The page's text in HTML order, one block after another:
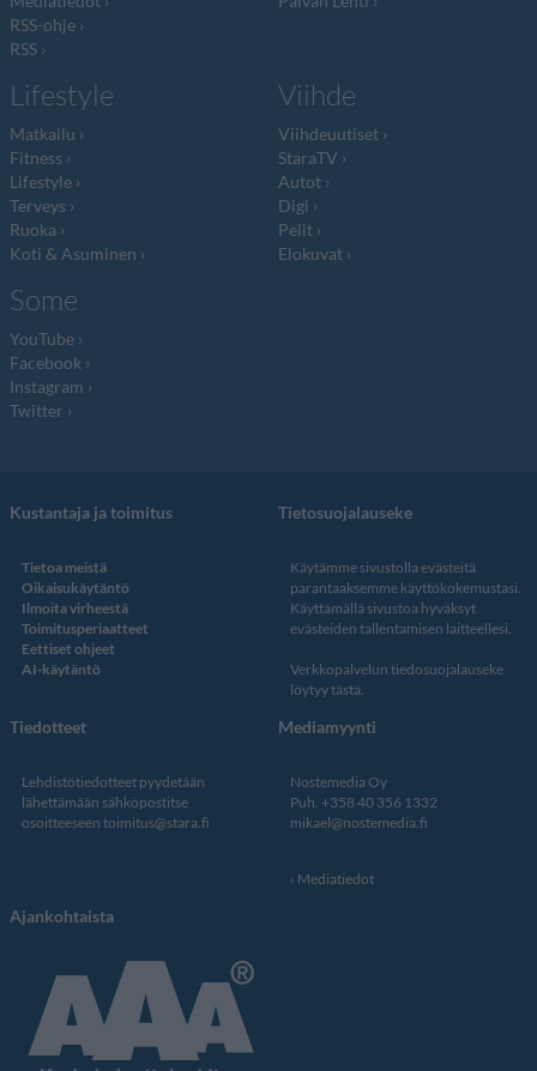
RSS-ohje
RSS
Lifestyle
Matkailu
Fitness
Lifestyle
Terveys
Ruoka
Koti & Asuminen
Viihde
Viihdeuutiset
StaraTV
Autot
Digi
Pelit
Elokuvat
Some
YouTube
Facebook
Instagram
Twitter
Kustantaja ja toimitus
Tietoa meistä
Oikaisukäytäntö
Ilmoita virheestä
Toimitusperiaatteet
Eettiset ohjeet
AI-käytäntö
Tietosuojalauseke
Käytämme sivustolla evästeitä
parantaaksemme käyttökokemustasi.
Käyttämällä sivustoa hyväksyt
evästeiden tallentamisen laitteellesi.
Verkkopalvelun tiedosuojalauseke
löytyy tästä.
Tiedotteet
Lehdistötiedotteet pyydetään
lähettämään sähköpostitse
osoitteeseen toimitus@stara.fi
Mediamyynti
Nostemedia Oy
Puh. +358 40 356 1332
mikael@nostemedia.fi
Mediatiedot
Ajankohtaista